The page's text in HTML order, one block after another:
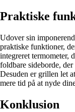
Praktiske
Udover sin
praktiske funktioner,
integreret termometer,
foldbare sideborde,
Desuden er grillen let
mere tid på at nyde
Konklusion